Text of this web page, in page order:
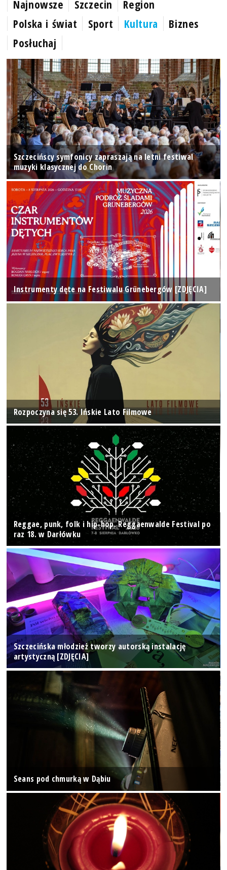
Najnowsze Szczecin
Region
Polska i świat
Sport Kultura
Biznes
Posłuchaj
Szczecińscy symfonicy zapraszają na letni festiwal
muzyki klasycznej do Chorin
Instrumenty dęte na Festiwalu Grünebergów [ZDJĘCIA]
Rozpoczyna się 53. Ińskie Lato Filmowe
Reggae, punk, folk i hip-hop. Reggaenwalde Festival po
raz 18. w Darłówku
Szczecińska młodzież tworzy autorską instalację
artystyczną [ZDJĘCIA]
Seans pod chmurką w Dąbiu